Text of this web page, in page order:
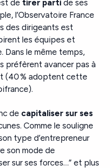
de tirer parti de ses
l’Observatoire France
des dirigeants est
les équipes et
le même temps,
préfèrent avancer pas à
(40 % adoptent cette
de capitaliser sur ses
Comme le souligne
type d’entrepreneur
son mode de
sur ses forces…” et plus